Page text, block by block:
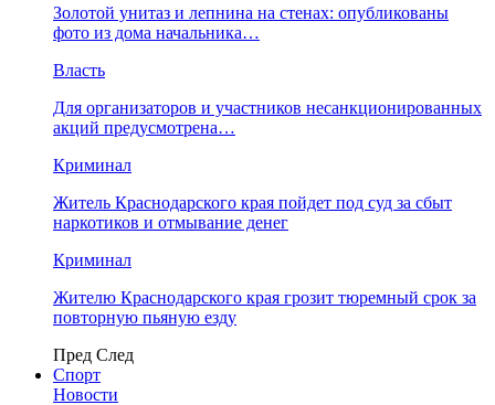
​Золотой унитаз и лепнина на стенах: опубликованы
фото из дома начальника…
Власть
Для организаторов и участников несанкционированных
акций предусмотрена…
Криминал
Житель Краснодарского края пойдет под суд за сбыт
наркотиков и отмывание денег
Криминал
Жителю Краснодарского края грозит тюремный срок за
повторную пьяную езду
Пред След
Спорт
Новости